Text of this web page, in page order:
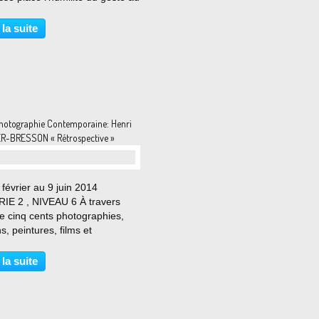
est ordinaire et son
de mise en forme peut
suite
Contemporaine: Henri
BRESSON « Rétrospective »
au 9 juin 2014
2 , NIVEAU 6 À travers
cinq cents photographies,
peintures, films et
rétrospective inédite à
d’Henri Cartier-Bresson, la
suite